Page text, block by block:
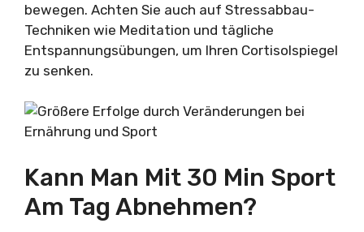
bewegen. Achten Sie auch auf Stressabbau-
Techniken wie Meditation und tägliche
Entspannungsübungen, um Ihren Cortisolspiegel
zu senken.
Kann Man Mit 30 Min Sport
Am Tag Abnehmen?